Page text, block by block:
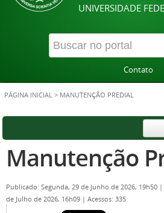
UNIVERSIDADE
Contato
PÁGINA INICIAL > MANUTENÇÃO PREDIAL
Manutenção
Publicado: Segunda, 29 de Junho de 2026, 19h50 |
de Julho de 2026, 16h09 | Acessos: 335